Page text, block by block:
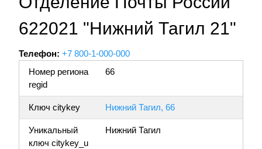
622021 "Нижний Тагил 21"
Телефон: +7 800-1-000-000
Номер региона
regid
66
Ключ citykey Нижний Тагил, 66
Уникальный
ключ citykey_u
Нижний Тагил